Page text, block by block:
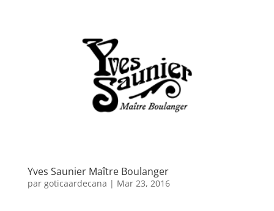
Yves Saunier Maître Boulanger
par goticaardecana | Mar 23, 2016